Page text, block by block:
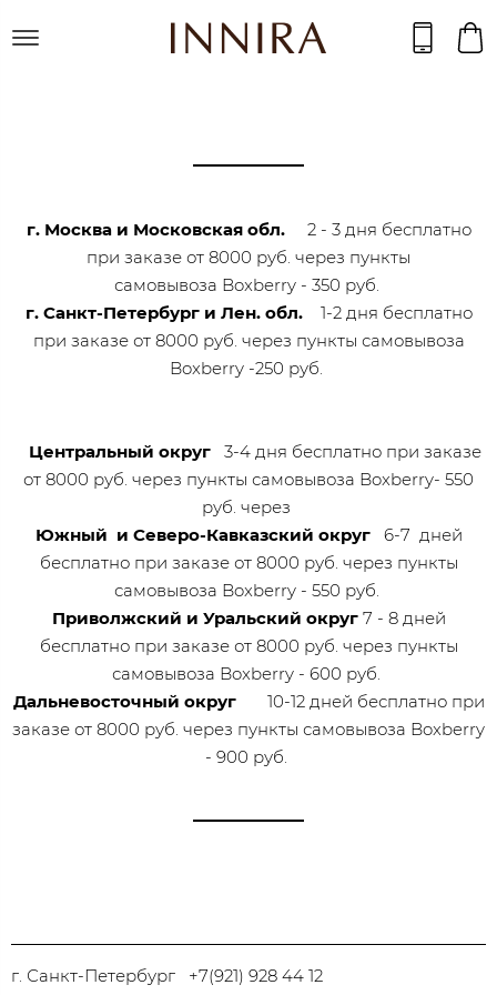
г. Москва и Московская обл.2 - 3 дня бесплатно
при заказе от 8000 руб. через пункты
самовывоза Boxberry - 350 руб.
г. Санкт-Петербург и Лен. обл.1-2 дня бесплатно
при заказе от 8000 руб. через пункты самовывоза
Boxberry -250 руб.
Центральный округ 3-4 дня бесплатно при заказе
от 8000 руб. через пункты самовывоза Boxberry- 550
руб. через
Южный и Северо-Кавказский округ6-7 дней
бесплатно при заказе от 8000 руб. через пункты
самовывоза Boxberry - 550 руб.
Приволжский и Уральский округ7 - 8 дней
бесплатно при заказе от 8000 руб. через пункты
самовывоза Boxberry - 600 руб.
Дальневосточный округ 10-12 дней бесплатно при
заказе от 8000 руб. через пункты самовывоза Boxberry
- 900 руб.
г. Санкт-Петербург +7(921) 928 44 12